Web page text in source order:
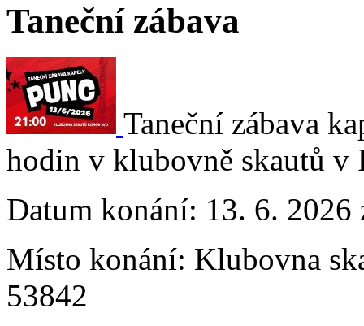
Taneční zábava
Taneční zábava
hodin v klubovně skautů v
Datum konání: 13. 6. 2026
Místo konání: Klubovna
53842